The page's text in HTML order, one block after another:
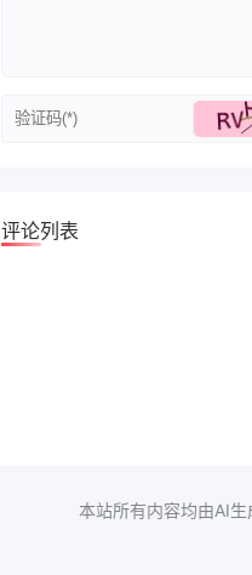
评论列表
本站所有内容均由AI